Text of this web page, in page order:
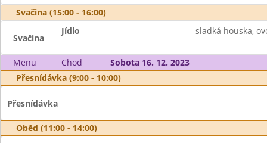
Svačina (15:00 - 16:00)
Svačina
Jídlo sladká houska,
Menu Chod
Sobota 16. 12. 2023
Přesnídávka (9:00 - 10:00)
Přesnídávka
Oběd (11:00 - 14:00)